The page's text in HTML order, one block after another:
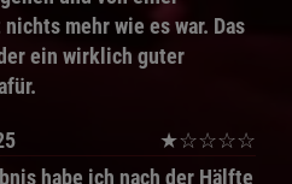
mehr wie es war. Das
ein wirklich guter
★☆☆☆☆
habe ich nach der Hälfte